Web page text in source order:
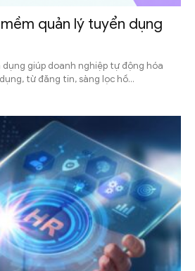
quản lý tuyển dụng
dụng giúp doanh nghiệp tự động hóa
từ đăng tin, sàng lọc hồ...